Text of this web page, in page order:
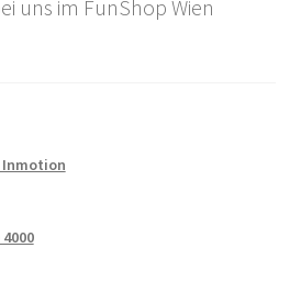
uns im FunShop Wien
Inmotion